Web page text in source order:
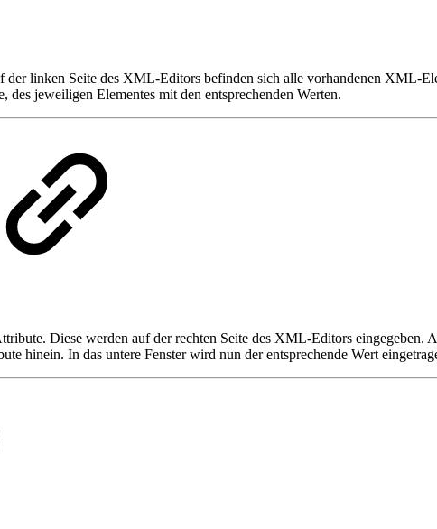
linken Seite des XML-Editors befinden sich alle vorhandenen XML-
jeweiligen Elementes mit den entsprechenden Werten.
Diese werden auf der rechten Seite des XML-Editors eingegeben.
hinein. In das untere Fenster wird nun der entsprechende Wert